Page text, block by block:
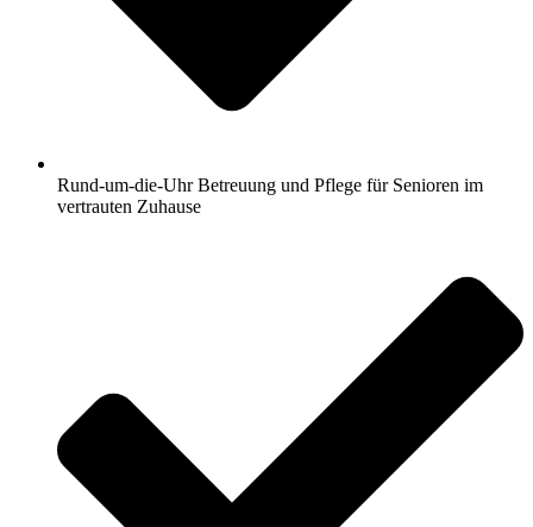
Rund-um-die-Uhr Betreuung und Pflege für Senioren im
vertrauten Zuhause